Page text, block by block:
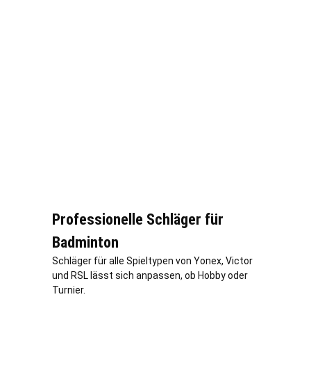
Professionelle Schläger für
Badminton
Schläger für alle Spieltypen von Yonex, Victor
und RSL lässt sich anpassen, ob Hobby oder
Turnier.